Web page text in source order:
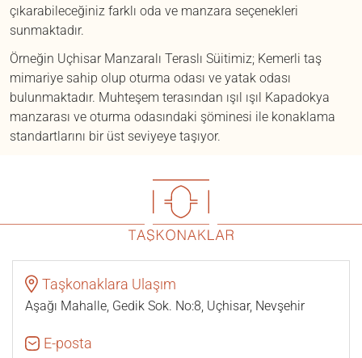
çıkarabileceğiniz farklı oda ve manzara seçenekleri
sunmaktadır.
Örneğin Uçhisar Manzaralı Teraslı Süitimiz; Kemerli taş
mimariye sahip olup oturma odası ve yatak odası
bulunmaktadır. Muhteşem terasından ışıl ışıl Kapadokya
manzarası ve oturma odasındaki şöminesi ile konaklama
standartlarını bir üst seviyeye taşıyor.
Taşkonaklara Ulaşım
Aşağı Mahalle, Gedik Sok. No:8, Uçhisar, Nevşehir
E-posta